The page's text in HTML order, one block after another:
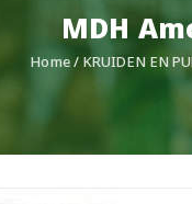
MDH
Home/ KRUIDEN EN